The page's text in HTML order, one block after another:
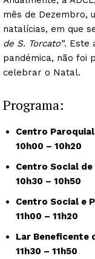
mês de Dezembro,
natalícias, em que
de S. Torcato”. Este
pandémica, não foi
celebrar o Natal.
Programa:
Centro
10h00 – 10h20
Centro Social
10h30 – 10h50
Centro Social e
11h00 – 11h20
Lar Beneficente
11h30 – 11h50